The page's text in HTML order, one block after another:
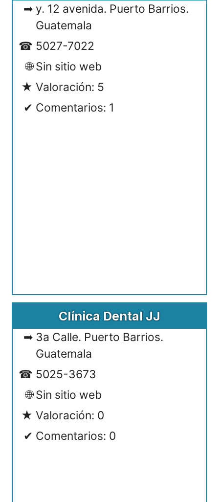
y. 12 avenida. Puerto Barrios.
Guatemala
5027-7022
Sin sitio web
Valoración: 5
Comentarios: 1
Clínica Dental JJ
3a Calle. Puerto Barrios.
Guatemala
5025-3673
Sin sitio web
Valoración: 0
Comentarios: 0